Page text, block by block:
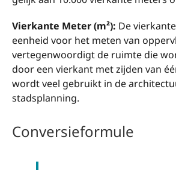
Vierkante Meter (m²): De
eenheid voor het meten van
vertegenwoordigt de ruimte die
door een vierkant met zijden van
wordt veel gebruikt in de
stadsplanning.
Conversieformule